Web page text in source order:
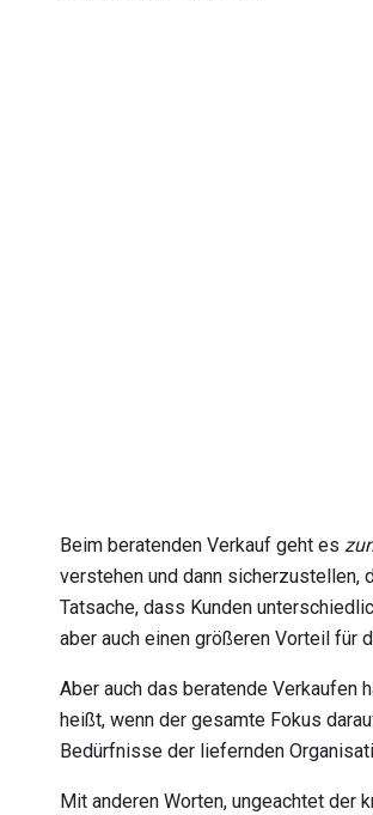
Beim beratenden Verkauf geht es
verstehen und dann
Tatsache, dass Kunden
aber auch einen größeren Vorteil für
Aber auch das beratende Verkaufen
heißt, wenn der gesamte Fokus
Bedürfnisse der liefernden
Mit anderen Worten, ungeachtet